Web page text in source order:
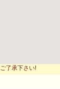
了承下さい!